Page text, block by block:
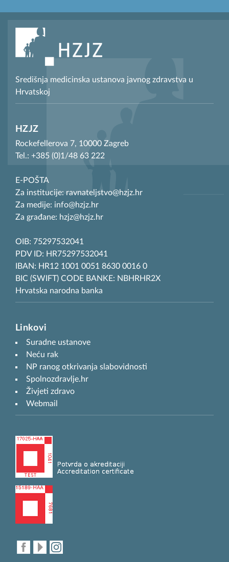
Središnja medicinska ustanova javnog zdravstva u
Hrvatskoj
HZJZ
Rockefellerova 7, 10000 Zagreb
Tel.: +385 (0)1/48 63 222
E-POŠTA
Za institucije: ravnateljstvo@hzjz.hr
Za medije: info@hzjz.hr
Za građane: hzjz@hzjz.hr
OIB: 75297532041
PDV ID: HR75297532041
IBAN: HR12 1001 0051 8630 0016 0
BIC (SWIFT) CODE BANKE: NBHRHR2X
Hrvatska narodna banka
Linkovi
Suradne ustanove
Neću rak
NP ranog otkrivanja slabovidnosti
Spolnozdravlje.hr
Živjeti zdravo
Webmail